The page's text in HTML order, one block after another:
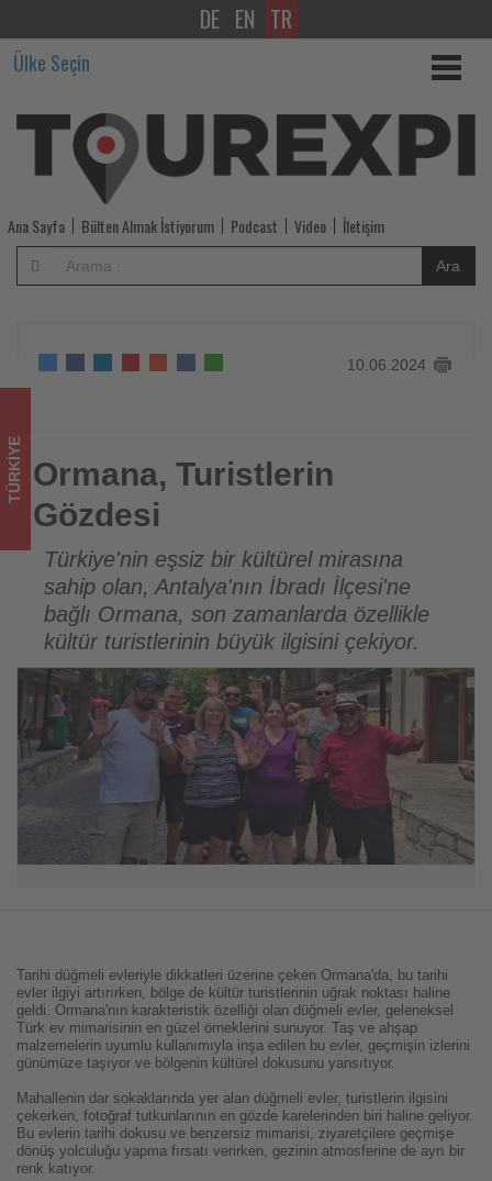
Ormana,
Turistlerin
Gözdesi
Tourexpi,
sizler
için
turizmde
olup
bitenleri
takip
ediyor!
DE EN TR
Ülke Seçin
Ana Sayfa Bülten Almak İstiyorum Podcast Video İletişim
Ara
10.06.2024
Ormana, Turistlerin Gözdesi
TÜRKIYE Ormana, Turistlerin
Gözdesi
Türkiye'nin eşsiz bir kültürel mirasına
sahip olan, Antalya'nın İbradı İlçesi'ne
bağlı Ormana, son zamanlarda özellikle
kültür turistlerinin büyük ilgisini çekiyor.
Tarihi düğmeli evleriyle dikkatleri üzerine çeken Ormana'da, bu tarihi
evler ilgiyi artırırken, bölge de kültür turistlerinin uğrak noktası haline
geldi. Ormana'nın karakteristik özelliği olan düğmeli evler, geleneksel
Türk ev mimarisinin en güzel örneklerini sunuyor. Taş ve ahşap
malzemelerin uyumlu kullanımıyla inşa edilen bu evler, geçmişin izlerini
günümüze taşıyor ve bölgenin kültürel dokusunu yansıtıyor.
Mahallenin dar sokaklarında yer alan düğmeli evler, turistlerin ilgisini
çekerken, fotoğraf tutkunlarının en gözde karelerinden biri haline geliyor.
Bu evlerin tarihi dokusu ve benzersiz mimarisi, ziyaretçilere geçmişe
dönüş yolculuğu yapma fırsatı verirken, gezinin atmosferine de ayrı bir
renk katıyor.